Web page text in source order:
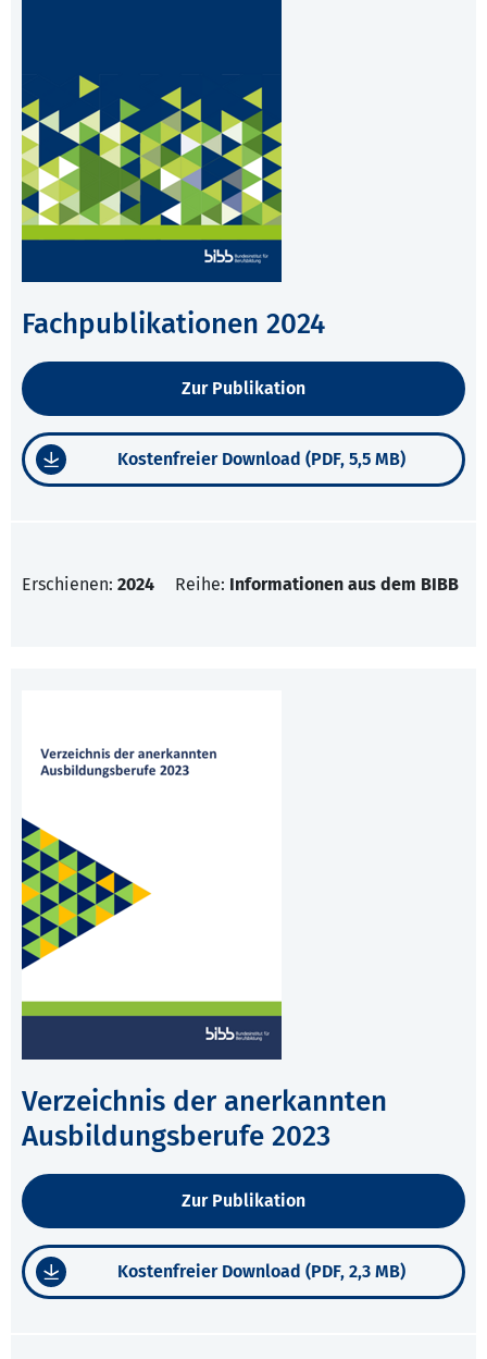
Fachpublikationen 2024
Zur Publikation
Kostenfreier Download (PDF, 5,5 MB)
Erschienen: 2024 Reihe: Informationen aus dem BIBB
Verzeichnis der anerkannten
Ausbildungsberufe 2023
Zur Publikation
Kostenfreier Download (PDF, 2,3 MB)